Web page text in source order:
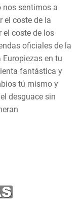
nos sentimos a
el coste de la
el coste de los
oficiales de la
en tu
fantástica y
tú mismo y
desguace sin